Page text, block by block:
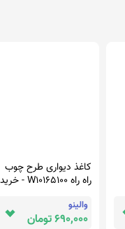
کاغذ دیواری طرح چوب
راه راه W10165100 - خرید
والینو
690,000 تومان